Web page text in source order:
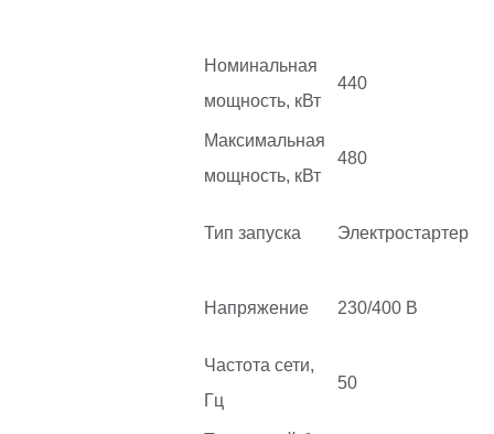
Номинальная
мощность, кВт
440
Максимальная
мощность, кВт
480
Тип запуска Электростартер
Напряжение 230/400 В
Частота сети,
Гц
50